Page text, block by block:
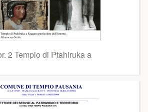
2 Tempio di Ptahiruka a